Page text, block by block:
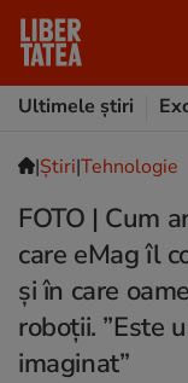
Ultimele știri
|Ştiri|Tehnologie
FOTO | Cum
care eMag îl
și în care
roboții. ”Este
imaginat”